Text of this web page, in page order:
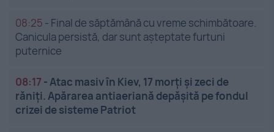
08:25 - Final de săptămână cu vreme schimbătoare.
Canicula persistă, dar sunt așteptate furtuni
puternice
08:17 -Atac masiv în Kiev, 17 morți și zeci de
răniți. Apărarea antiaeriană depășită pe fondul
crizei de sisteme Patriot